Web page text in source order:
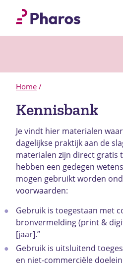
Home /
Kennisbank
Je vindt hier materialen
dagelijkse praktijk aan de
materialen zijn direct gratis
hebben een gedegen
mogen gebruikt worden
voorwaarden:
Gebruik is toegestaan met
bronvermelding (print &
[jaar].”
Gebruik is uitsluitend
en niet-commerciële